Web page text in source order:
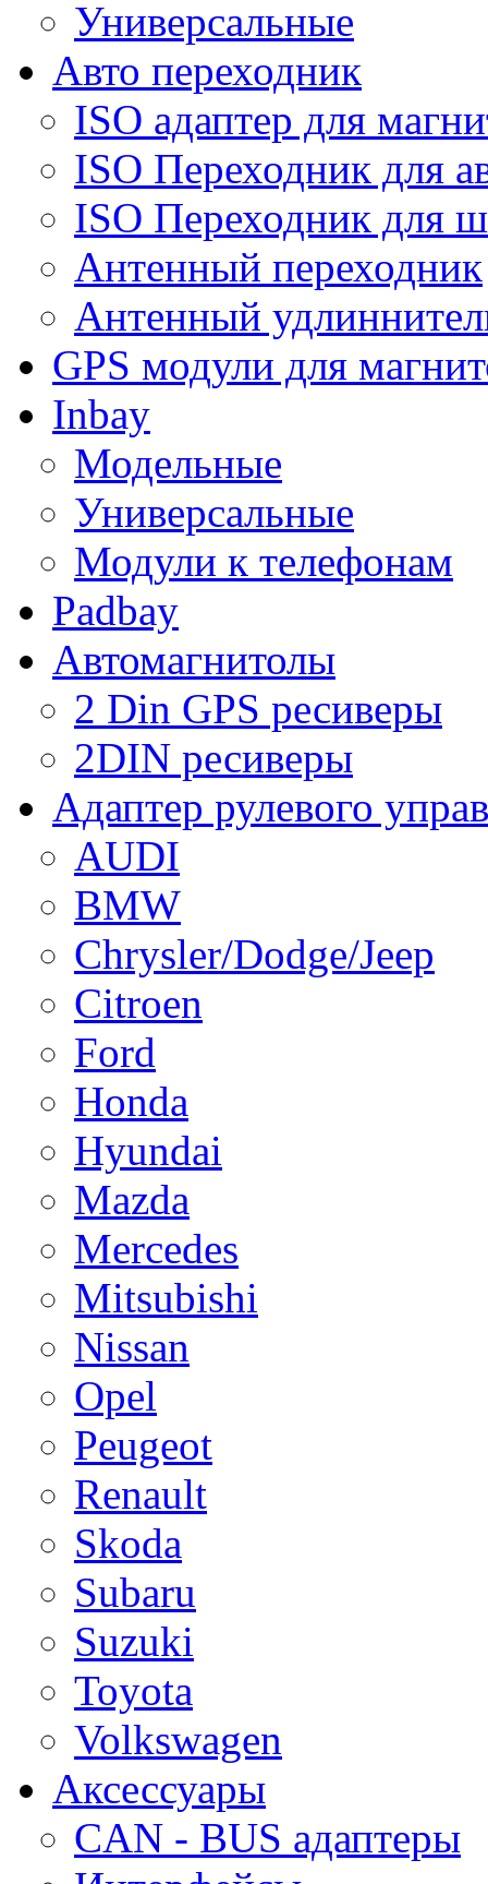
Универсальные
Авто переходник
ISO адаптер для
ISO Переходник для
ISO Переходник для
Антенный переходник
Антенный
GPS модули для
Inbay
Модельные
Универсальные
Модули к телефонам
Padbay
Автомагнитолы
2 Din GPS ресиверы
2DIN ресиверы
Адаптер рулевого
AUDI
BMW
Chrysler/Dodge/Jeep
Citroen
Ford
Honda
Hyundai
Mazda
Mercedes
Mitsubishi
Nissan
Opel
Peugeot
Renault
Skoda
Subaru
Suzuki
Toyota
Volkswagen
Аксессуары
CAN - BUS адаптеры